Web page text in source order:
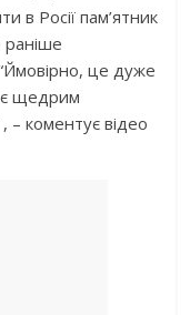
в Росії пам’ятник
раніше
це дуже
є щедрим
– коментує відео